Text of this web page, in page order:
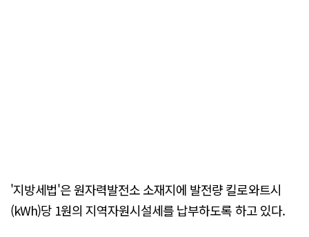
'지방세법'은 원자력발전소 소재지에 발전량 킬로와트시
(kWh)당 1원의 지역자원시설세를 납부하도록 하고 있다.